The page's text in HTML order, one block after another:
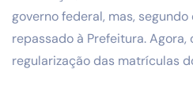
governo federal, mas,
repassado à Prefeitura.
regularização das matrículas